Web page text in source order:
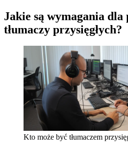
Jakie są wymagania dla
tłumaczy przysięgłych?
Kto może być tłumaczem